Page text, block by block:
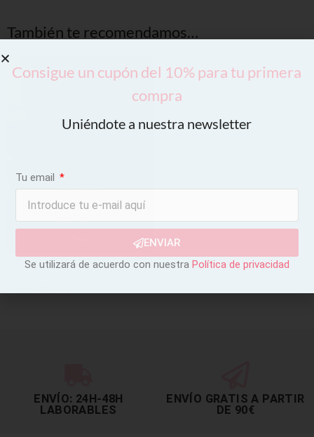
También te recomendamos…
Vestido Largo Floral Frambuesa
ENVÍO: 24H-48H
LABORABLES
ENVÍO GRATIS A PARTIR
DE 90€
Consigue un cupón del 10% para tu primera
compra
Uniéndote a nuestra newsletter
Tu email
ENVIAR
Se utilizará de acuerdo con nuestra Política de privacidad